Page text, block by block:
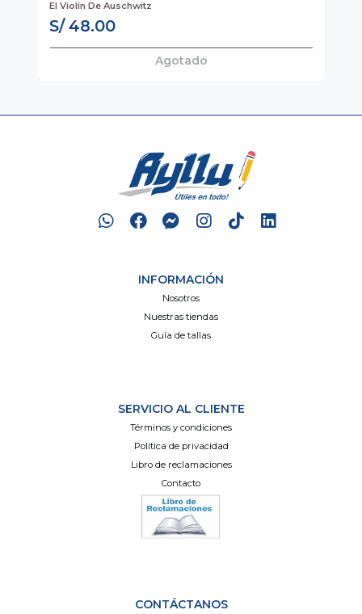
El Violín De Auschwitz
S/ 48.00
Agotado
INFORMACIÓN
Nosotros
Nuestras tiendas
Guía de tallas
SERVICIO AL CLIENTE
Términos y condiciones
Política de privacidad
Libro de reclamaciones
Contacto
CONTÁCTANOS